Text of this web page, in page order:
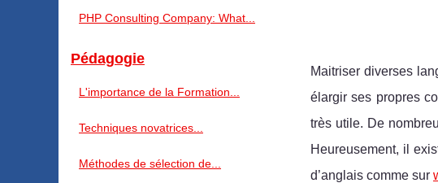
Maitriser diverses
élargir ses propres
très utile. De
Heureusement, il
d’anglais comme sur
PHP Consulting Company: What...
Pédagogie
L'importance de la Formation...
Techniques novatrices...
Méthodes de sélection de...